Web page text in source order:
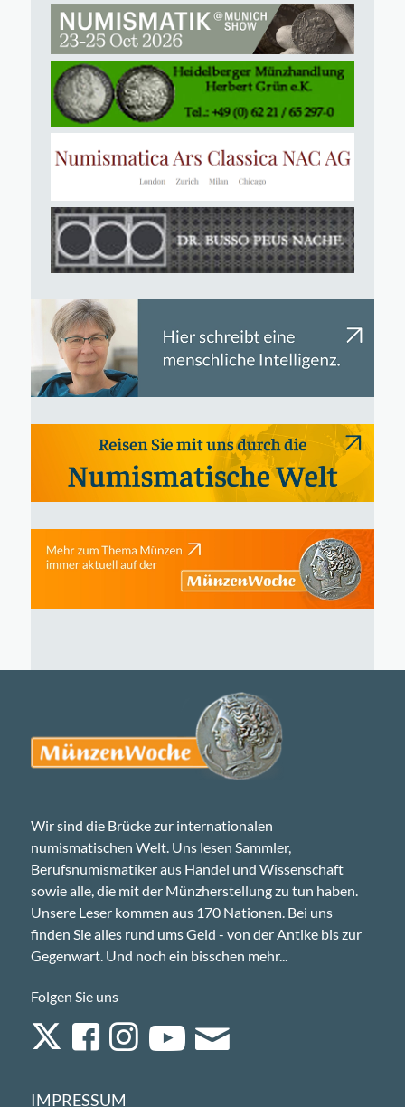
Wir sind die Brücke zur internationalen
numismatischen Welt. Uns lesen Sammler,
Berufsnumismatiker aus Handel und Wissenschaft
sowie alle, die mit der Münzherstellung zu tun haben.
Unsere Leser kommen aus 170 Nationen. Bei uns
finden Sie alles rund ums Geld - von der Antike bis zur
Gegenwart. Und noch ein bisschen mehr...
Folgen Sie uns
IMPRESSUM